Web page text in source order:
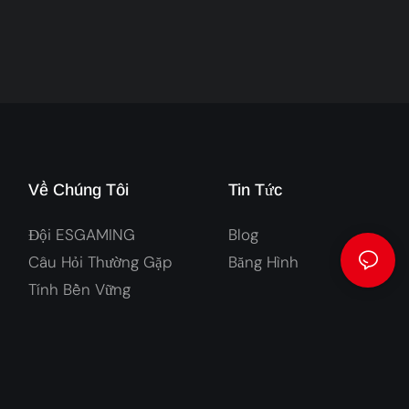
Về Chúng Tôi
Đội ESGAMING
Câu Hỏi Thường Gặp
Tính Bền Vững
Tin Tức
Blog
Băng Hình